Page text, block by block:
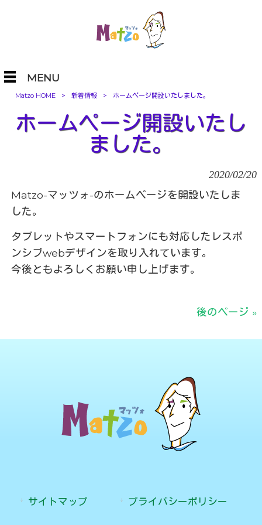
MENU
Matzo HOME > 新着情報 > ホームページ開設いたしました。
ホームページ開設いたし
ました。
2020/02/20
Matzo-マッツォ-のホームページを開設いたしま
した。
タブレットやスマートフォンにも対応したレスポ
ンシブwebデザインを取り入れています。
今後ともよろしくお願い申し上げます。
後のページ »
サイトマップ プライバシーポリシー